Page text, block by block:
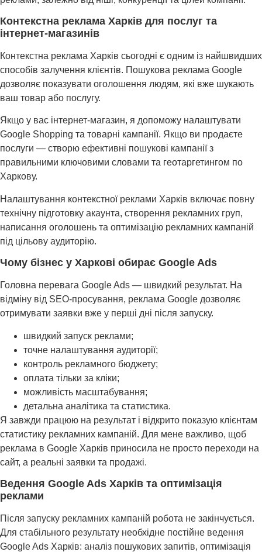
Контекстна реклама Харків для послуг та
інтернет-магазинів
Контекстна реклама Харків сьогодні є одним із найшвидших
способів залучення клієнтів. Пошукова реклама Google
дозволяє показувати оголошення людям, які вже шукають
ваш товар або послугу.
Якщо у вас інтернет-магазин, я допоможу налаштувати
Google Shopping та товарні кампанії. Якщо ви продаєте
послуги — створю ефективні пошукові кампанії з
правильними ключовими словами та геотаргетингом по
Харкову.
Налаштування контекстної реклами Харків включає повну
технічну підготовку акаунта, створення рекламних груп,
написання оголошень та оптимізацію рекламних кампаній
під цільову аудиторію.
Чому бізнес у Харкові обирає Google Ads
Головна перевага Google Ads — швидкий результат. На
відміну від SEO-просування, реклама Google дозволяє
отримувати заявки вже у перші дні після запуску.
швидкий запуск реклами;
точне налаштування аудиторії;
контроль рекламного бюджету;
оплата тільки за кліки;
можливість масштабування;
детальна аналітика та статистика.
Я завжди працюю на результат і відкрито показую клієнтам
статистику рекламних кампаній. Для мене важливо, щоб
реклама в Google Харків приносила не просто переходи на
сайт, а реальні заявки та продажі.
Ведення Google Ads Харків та оптимізація
реклами
Після запуску рекламних кампаній робота не закінчується.
Для стабільного результату необхідне постійне ведення
Google Ads Харків: аналіз пошукових запитів, оптимізація